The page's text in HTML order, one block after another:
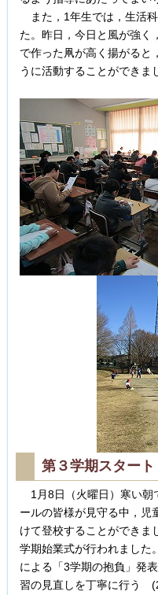
また，1年生では，生活
た。昨日，今日と風が強く
で作った凧が高く揚がると
うに活動することができま
第３学期スタート
1月8日（火曜日）寒い朝
ールの皆様が見守る中，児
けて登校することができま
学期始業式が行われました
による「3学期の抱負」発
習の見直しを丁寧に行う